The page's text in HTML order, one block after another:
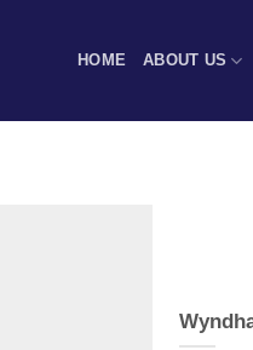
HOME ABOUT US